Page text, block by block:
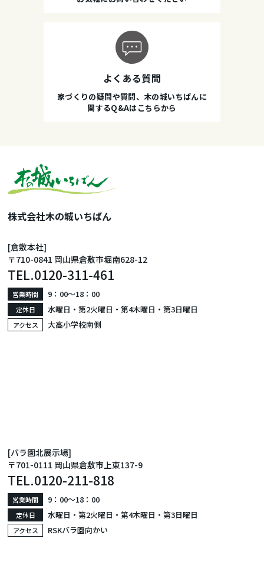
よくある質問
家づくりの疑問や質問、木の城いちばんに
関するQ&Aはこちらから
株式会社木の城いちばん
[倉敷本社]
〒710-0841 岡山県倉敷市堀南628-12
TEL.0120-311-461
営業時間 9：00〜18：00
定休日 水曜日・第2火曜日・第4木曜日・第3日曜日
アクセス 大高小学校南側
[バラ園北展示場]
〒701-0111 岡山県倉敷市上東137-9
TEL.0120-211-818
営業時間 9：00〜18：00
定休日 水曜日・第2火曜日・第4木曜日・第3日曜日
アクセス RSKバラ園向かい